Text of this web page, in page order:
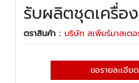
รับผลิตชุดเครื่อ
ตราสินค้า : บริษัท สเพียร์มาสเต
ขอรายละเอียด